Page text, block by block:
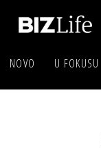
NOVO U FOKUSU